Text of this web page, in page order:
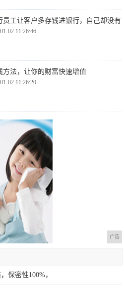
员工让客户多存钱进银行，自己却没有
02 11:26:46
方法，让你的财富快速增值
02 11:26:20
广告
保密性100%，